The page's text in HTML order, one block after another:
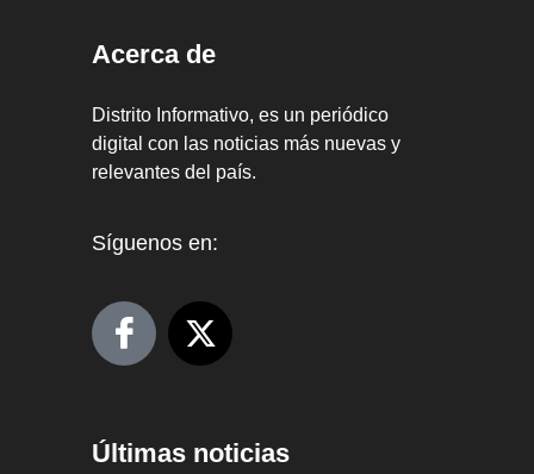
Acerca de
Distrito Informativo, es un periódico
digital con las noticias más nuevas y
relevantes del país.
Síguenos en:
Últimas noticias